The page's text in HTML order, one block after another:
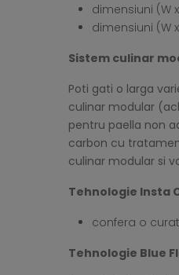
dimensiuni (W
dimensiuni (W x
Sistem culinar
Poti gati o larga
culinar modular
pentru paella non
carbon cu
culinar modular si
Tehnologie Insta
confera o
Tehnologie Blue